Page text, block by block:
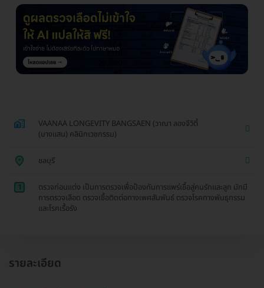
VAANAA LONGEVITY BANGSAEN (วาณา ลองจีวิตี้
(บางแสน) คลินิกเวชกรรม)
ชลบุรี
1
ตรวจก่อนแต่ง เป็นการตรวจเพื่อป้องกันการแพร่เชื้อสู่คนรักและลูก มักมี
การตรวจเลือด ตรวจเชื้อติดต่อทางเพศสัมพันธ์ ตรวจโรคทางพันธุกรรม
และโรคเรื้อรัง
รายละเอียด